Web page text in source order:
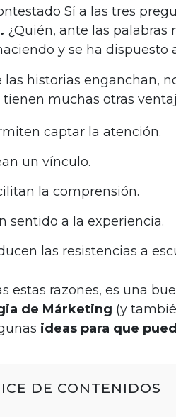
Sí a las tres
¿Quién, ante las palabras
y se ha dispuesto
las historias enganchan,
muchas otras
captar la atención.
un vínculo.
la comprensión.
sentido a la experiencia.
las resistencias a
estas razones, es una
de Márketing (y
ideas para que
DE CONTENIDOS